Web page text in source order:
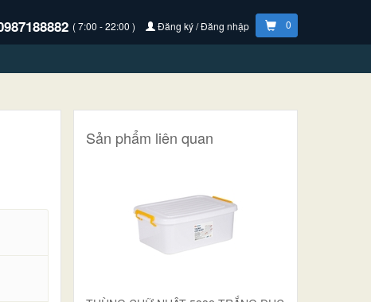
( 7:00 - 22:00 ) Đăng ký / Đăng nhập 0
Sản phẩm liên quan